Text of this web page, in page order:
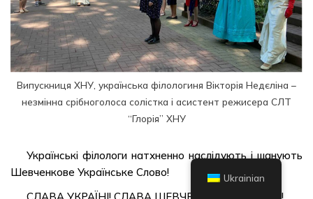
Випускниця ХНУ, українська філологиня Вікторія Недєліна –
незмінна срібноголоса солістка і асистент режисера СЛТ
“Глорія” ХНУ
Українські філологи натхненно наслідують і шанують
Шевченкове Українське Слово!
Ukrainian